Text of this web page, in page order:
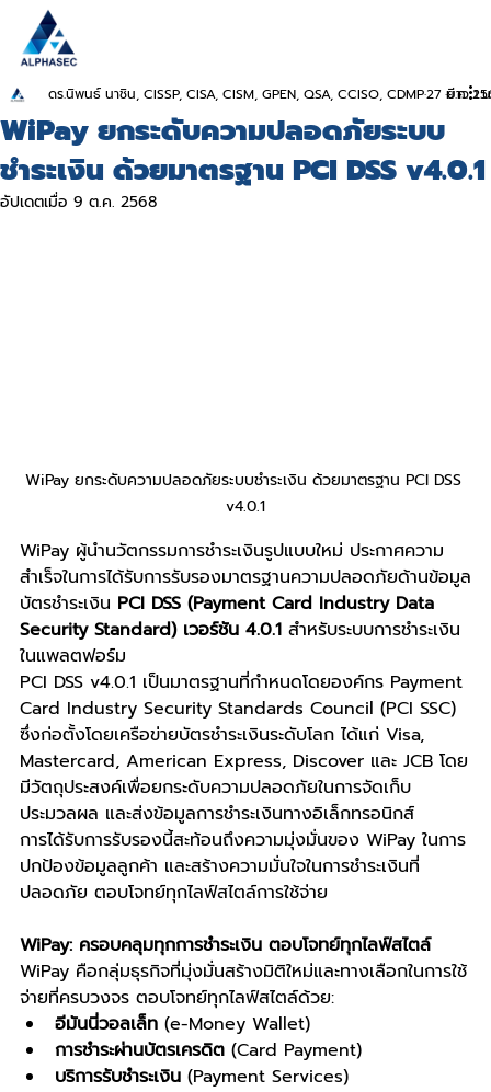
WiPay ยกระดับความปลอดภัยระบบ
ชำระเงิน ด้วยมาตรฐาน PCI DSS v4.0.1
ดร.นิพนธ์ นาชิน, CISSP, CISA, CISM, GPEN, QSA, CCISO, CDMP27 มี.ค.
ยาว 1
อัปเดตเมื่อ 9 ต.ค. 2568
WiPay ยกระดับความปลอดภัยระบบชำระเงิน ด้วยมาตรฐาน PCI DSS
v4.0.1
WiPay ผู้นำนวัตกรรมการชำระเงินรูปแบบใหม่ ประกาศความ
สำเร็จในการได้รับการรับรองมาตรฐานความปลอดภัยด้านข้อมูล
บัตรชำระเงิน PCI DSS (Payment Card Industry Data
Security Standard) เวอร์ชัน 4.0.1 สำหรับระบบการชำระเงิน
ในแพลตฟอร์ม
PCI DSS v4.0.1 เป็นมาตรฐานที่กำหนดโดยองค์กร Payment
Card Industry Security Standards Council (PCI SSC)
ซึ่งก่อตั้งโดยเครือข่ายบัตรชำระเงินระดับโลก ได้แก่ Visa,
Mastercard, American Express, Discover และ JCB โดย
มีวัตถุประสงค์เพื่อยกระดับความปลอดภัยในการจัดเก็บ
ประมวลผล และส่งข้อมูลการชำระเงินทางอิเล็กทรอนิกส์
การได้รับการรับรองนี้สะท้อนถึงความมุ่งมั่นของ WiPay ในการ
ปกป้องข้อมูลลูกค้า และสร้างความมั่นใจในการชำระเงินที่
ปลอดภัย ตอบโจทย์ทุกไลฟ์สไตล์การใช้จ่าย
WiPay: ครอบคลุมทุกการชำระเงิน ตอบโจทย์ทุกไลฟ์สไตล์
WiPay คือกลุ่มธุรกิจที่มุ่งมั่นสร้างมิติใหม่และทางเลือกในการใช้
จ่ายที่ครบวงจร ตอบโจทย์ทุกไลฟ์สไตล์ด้วย:
อีมันนี่วอลเล็ท (e-Money Wallet)
การชำระผ่านบัตรเครดิต (Card Payment)
บริการรับชำระเงิน (Payment Services)